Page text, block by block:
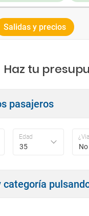
Salidas y precios
Haz tu
pasajeros
Edad
35 No